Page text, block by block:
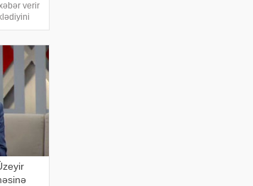
verir
prezident
həyat